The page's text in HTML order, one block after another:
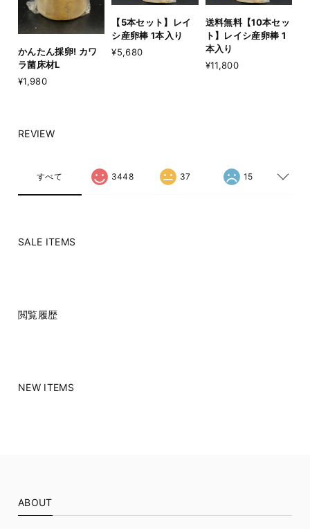
かんたん採卵! カワ
ラ菌床材L
¥1,980
【5本セット】レイ
シ産卵棒 1本入り
¥5,680
送料無料【10本セッ
ト】レイシ産卵棒 1
本入り
¥11,800
REVIEW
すべて 3448 37 15
SALE ITEMS
閲覧履歴
NEW ITEMS
ABOUT